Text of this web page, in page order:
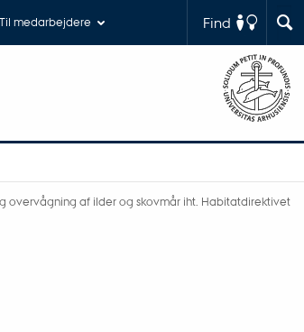
Find
Til medarbejdere
overvågning af ilder og skovmår iht. Habitatdirektivet